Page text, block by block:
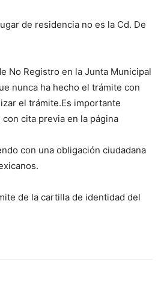
de residencia no es la Cd. De
No Registro en la Junta Municipal
nunca ha hecho el trámite con
el trámite.Es importante
cita previa en la página
con una obligación ciudadana
de la cartilla de identidad del